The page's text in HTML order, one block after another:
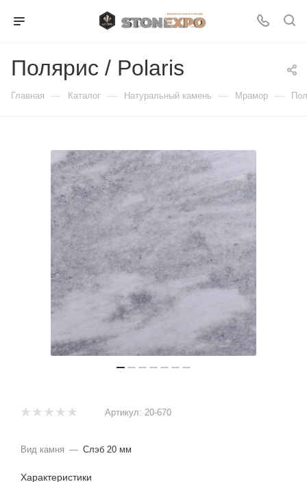
Полярис / Polaris
Главная — Каталог — Натуральный камень — Мрамор —
Артикул: 20-670
Вид камня — Слэб 20 мм
Характеристики